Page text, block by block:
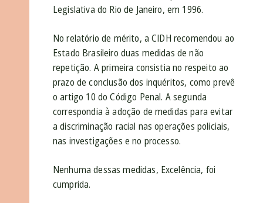
Legislativa do Rio de Janeiro, em 1996.
No relatório de mérito, a CIDH recomendou ao
Estado Brasileiro duas medidas de não
repetição. A primeira consistia no respeito ao
prazo de conclusão dos inquéritos, como prevê
o artigo 10 do Código Penal. A segunda
correspondia à adoção de medidas para evitar
a discriminação racial nas operações policiais,
nas investigações e no processo.
Nenhuma dessas medidas, Excelência, foi
cumprida.